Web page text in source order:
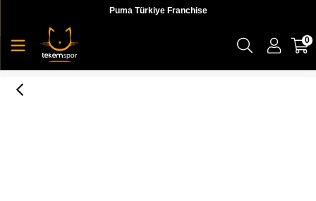
Puma Türkiye Franchise
0